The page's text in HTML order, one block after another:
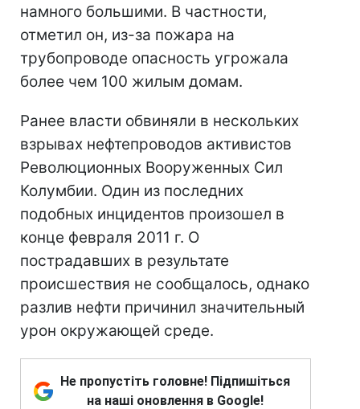
намного большими. В частности,
отметил он, из-за пожара на
трубопроводе опасность угрожала
более чем 100 жилым домам.
Ранее власти обвиняли в нескольких
взрывах нефтепроводов активистов
Революционных Вооруженных Сил
Колумбии. Один из последних
подобных инцидентов произошел в
конце февраля 2011 г. О
пострадавших в результате
происшествия не сообщалось, однако
разлив нефти причинил значительный
урон окружающей среде.
Не пропустіть головне! Підпишіться
на наші оновлення в Google!